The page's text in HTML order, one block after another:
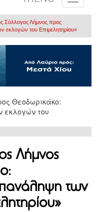
Σύλλογος Λήμνος προς
εκλογών του Επιμελητηρίου»
Λήμνος
των